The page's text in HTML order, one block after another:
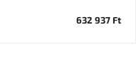
632 937 Ft